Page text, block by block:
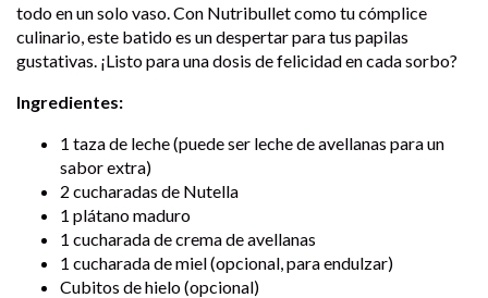
todo en un solo vaso. Con Nutribullet como tu cómplice
culinario, este batido es un despertar para tus papilas
gustativas. ¡Listo para una dosis de felicidad en cada sorbo?
Ingredientes:
1 taza de leche (puede ser leche de avellanas para un
sabor extra)
2 cucharadas de Nutella
1 plátano maduro
1 cucharada de crema de avellanas
1 cucharada de miel (opcional, para endulzar)
Cubitos de hielo (opcional)